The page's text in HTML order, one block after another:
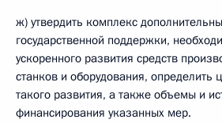
ж) утвердить комплекс
государственной поддержки,
ускоренного развития средств
станков и оборудования,
такого развития, а также объемы и
финансирования указанных мер.